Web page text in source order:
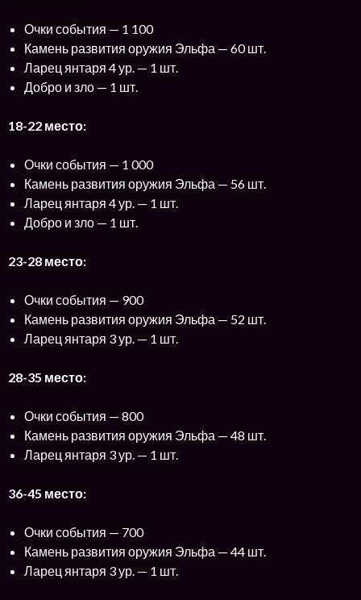
Очки события — 1 100
Камень развития оружия Эльфа — 60 шт.
Ларец янтаря 4 ур. — 1 шт.
Добро и зло — 1 шт.
18-22 место:
Очки события — 1 000
Камень развития оружия Эльфа — 56 шт.
Ларец янтаря 4 ур. — 1 шт.
Добро и зло — 1 шт.
23-28 место:
Очки события — 900
Камень развития оружия Эльфа — 52 шт.
Ларец янтаря 3 ур. — 1 шт.
28-35 место:
Очки события — 800
Камень развития оружия Эльфа — 48 шт.
Ларец янтаря 3 ур. — 1 шт.
36-45 место:
Очки события — 700
Камень развития оружия Эльфа — 44 шт.
Ларец янтаря 3 ур. — 1 шт.